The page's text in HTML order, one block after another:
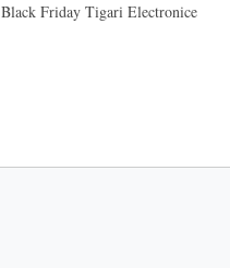
Black Friday Tigari Electronice